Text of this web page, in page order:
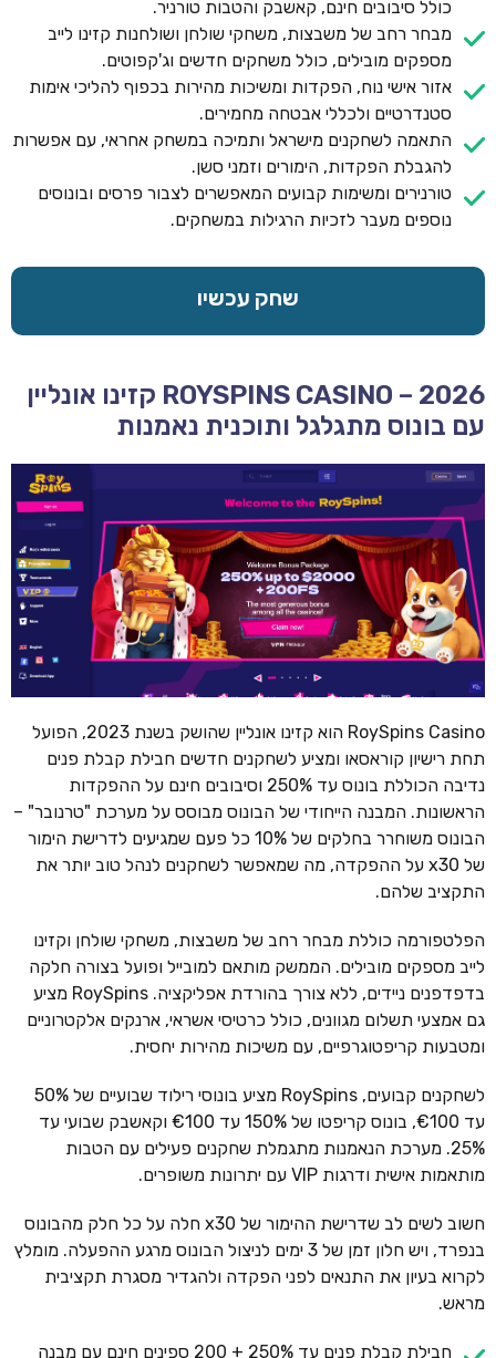
כולל סיבובים חינם, קאשבק והטבות טורניר.
מבחר רחב של משבצות, משחקי שולחן ושולחנות קזינו לייב
מספקים מובילים, כולל משחקים חדשים וג'קפוטים.
אזור אישי נוח, הפקדות ומשיכות מהירות בכפוף להליכי אימות
סטנדרטיים ולכללי אבטחה מחמירים.
התאמה לשחקנים מישראל ותמיכה במשחק אחראי, עם אפשרות
להגבלת הפקדות, הימורים וזמני סשן.
טורנירים ומשימות קבועים המאפשרים לצבור פרסים ובונוסים
נוספים מעבר לזכיות הרגילות במשחקים.
שחק עכשיו
ROYSPINS CASINO – 2026 קזינו אונליין
עם בונוס מתגלגל ותוכנית נאמנות
RoySpins Casino הוא קזינו אונליין שהושק בשנת 2023, הפועל
תחת רישיון קוראסאו ומציע לשחקנים חדשים חבילת קבלת פנים
נדיבה הכוללת בונוס עד 250% וסיבובים חינם על ההפקדות
הראשונות. המבנה הייחודי של הבונוס מבוסס על מערכת "טרנובר" –
הבונוס משוחרר בחלקים של 10% כל פעם שמגיעים לדרישת הימור
של x30 על ההפקדה, מה שמאפשר לשחקנים לנהל טוב יותר את
התקציב שלהם.
הפלטפורמה כוללת מבחר רחב של משבצות, משחקי שולחן וקזינו
לייב מספקים מובילים. הממשק מותאם למובייל ופועל בצורה חלקה
בדפדפנים ניידים, ללא צורך בהורדת אפליקציה. RoySpins מציע
גם אמצעי תשלום מגוונים, כולל כרטיסי אשראי, ארנקים אלקטרוניים
ומטבעות קריפטוגרפיים, עם משיכות מהירות יחסית.
לשחקנים קבועים, RoySpins מציע בונוסי רילוד שבועיים של 50%
עד €100, בונוס קריפטו של 150% עד €100 וקאשבק שבועי עד
25%. מערכת הנאמנות מתגמלת שחקנים פעילים עם הטבות
מותאמות אישית ודרגות VIP עם יתרונות משופרים.
חשוב לשים לב שדרישת ההימור של x30 חלה על כל חלק מהבונוס
בנפרד, ויש חלון זמן של 3 ימים לניצול הבונוס מרגע ההפעלה. מומלץ
לקרוא בעיון את התנאים לפני הפקדה ולהגדיר מסגרת תקציבית
מראש.
חבילת קבלת פנים עד 250% + 200 ספינים חינם עם מבנה